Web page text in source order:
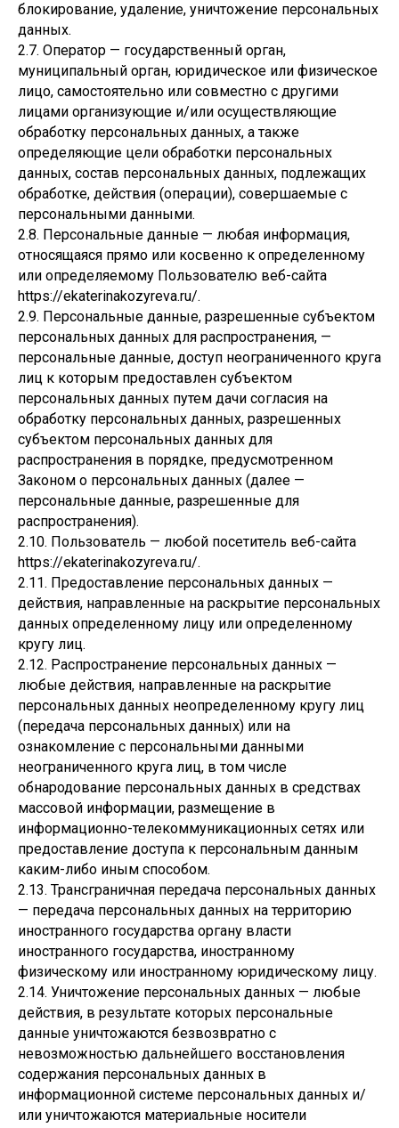
блокирование, удаление, уничтожение персональных
данных.
2.7. Оператор — государственный орган,
муниципальный орган, юридическое или физическое
лицо, самостоятельно или совместно с другими
лицами организующие и/или осуществляющие
обработку персональных данных, а также
определяющие цели обработки персональных
данных, состав персональных данных, подлежащих
обработке, действия (операции), совершаемые с
персональными данными.
2.8. Персональные данные — любая информация,
относящаяся прямо или косвенно к определенному
или определяемому Пользователю веб-сайта
https://ekaterinakozyreva.ru/.
2.9. Персональные данные, разрешенные субъектом
персональных данных для распространения, —
персональные данные, доступ неограниченного круга
лиц к которым предоставлен субъектом
персональных данных путем дачи согласия на
обработку персональных данных, разрешенных
субъектом персональных данных для
распространения в порядке, предусмотренном
Законом о персональных данных (далее —
персональные данные, разрешенные для
распространения).
2.10. Пользователь — любой посетитель веб-сайта
https://ekaterinakozyreva.ru/.
2.11. Предоставление персональных данных —
действия, направленные на раскрытие персональных
данных определенному лицу или определенному
кругу лиц.
2.12. Распространение персональных данных —
любые действия, направленные на раскрытие
персональных данных неопределенному кругу лиц
(передача персональных данных) или на
ознакомление с персональными данными
неограниченного круга лиц, в том числе
обнародование персональных данных в средствах
массовой информации, размещение в
информационно-телекоммуникационных сетях или
предоставление доступа к персональным данным
каким-либо иным способом.
2.13. Трансграничная передача персональных данных
— передача персональных данных на территорию
иностранного государства органу власти
иностранного государства, иностранному
физическому или иностранному юридическому лицу.
2.14. Уничтожение персональных данных — любые
действия, в результате которых персональные
данные уничтожаются безвозвратно с
невозможностью дальнейшего восстановления
содержания персональных данных в
информационной системе персональных данных и/
или уничтожаются материальные носители